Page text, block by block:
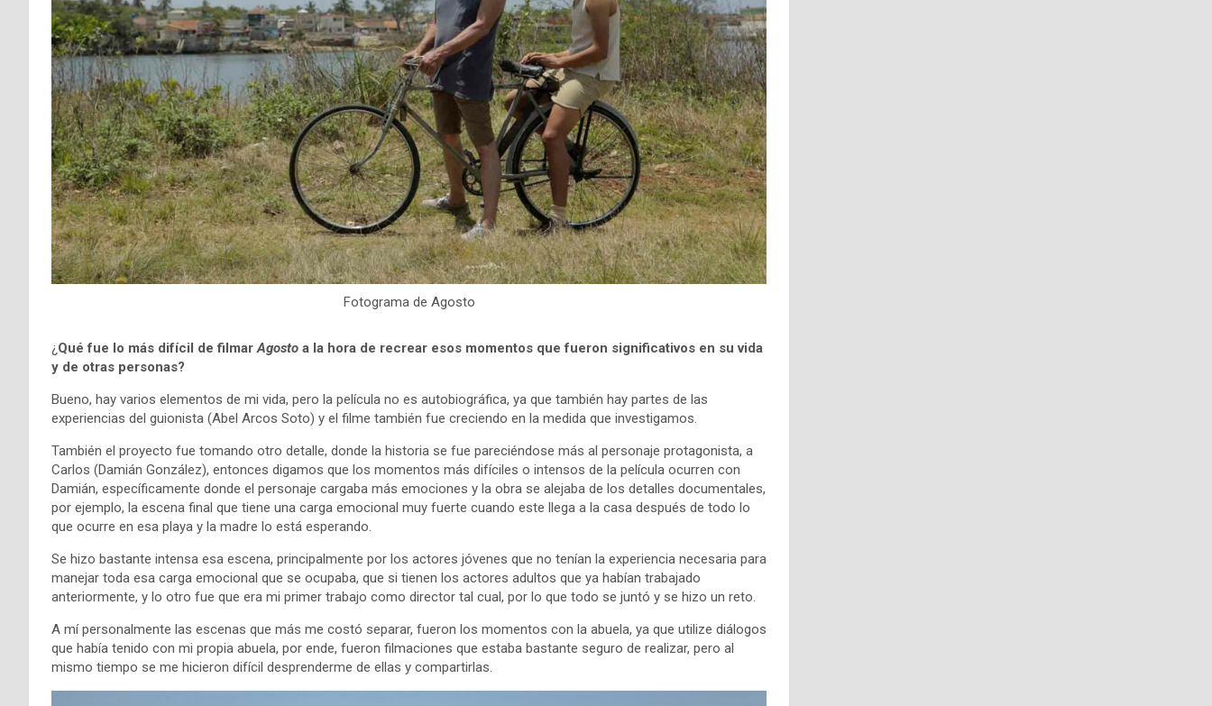
Fotograma de Agosto
¿ Qué fue lo más difícil de filmarAgosto a la hora de recrear esos momentos que fueron significativos en su vida
y de otras personas?
Bueno, hay varios elementos de mi vida, pero la película no es autobiográfica, ya que también hay partes de las
experiencias del guionista (Abel Arcos Soto) y el filme también fue creciendo en la medida que investigamos.
También el proyecto fue tomando otro detalle, donde la historia se fue pareciéndose más al personaje protagonista, a
Carlos (Damián González), entonces digamos que los momentos más difíciles o intensos de la película ocurren con
Damián, específicamente donde el personaje cargaba más emociones y la obra se alejaba de los detalles documentales,
por ejemplo, la escena final que tiene una carga emocional muy fuerte cuando este llega a la casa después de todo lo
que ocurre en esa playa y la madre lo está esperando.
Se hizo bastante intensa esa escena, principalmente por los actores jóvenes que no tenían la experiencia necesaria para
manejar toda esa carga emocional que se ocupaba, que si tienen los actores adultos que ya habían trabajado
anteriormente, y lo otro fue que era mi primer trabajo como director tal cual, por lo que todo se juntó y se hizo un reto.
A mí personalmente las escenas que más me costó separar, fueron los momentos con la abuela, ya que utilize diálogos
que había tenido con mi propia abuela, por ende, fueron filmaciones que estaba bastante seguro de realizar, pero al
mismo tiempo se me hicieron difícil desprenderme de ellas y compartirlas.